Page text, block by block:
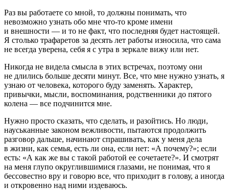
Раз вы работаете со мной, то должны понимать, что
невозможно узнать обо мне что-то кроме имени
и внешности — и то не факт, что последняя будет настоящей.
Я столько трафаретов за десять лет работы износила, что сама
не всегда уверена, себя я с утра в зеркале вижу или нет.
Никогда не видела смысла в этих встречах, поэтому они
не длились больше десяти минут. Все, что мне нужно узнать, я
узнаю от человека, которого буду заменять. Характер,
привычки, мысли, воспоминания, родственники до пятого
колена — все подчинится мне.
Нужно просто сказать, что сделать, и разойтись. Но люди,
науськанные законом вежливости, пытаются продолжить
разговор дальше, начинают спрашивать, как у меня дела
в жизни, как семья, есть ли она, если нет: «А почему?»; если
есть: «А как же вы с такой работой ее сочетаете?». И смотрят
на меня глупо округлившимися глазами, не понимая, что я
бессовестно вру и говорю все, что приходит в голову, а иногда
и откровенно над ними издеваюсь.